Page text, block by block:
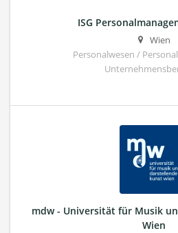
ISG
Wien
Personalwesen /
mdw - Universität für Musik
Wien